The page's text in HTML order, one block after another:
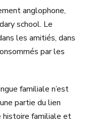
anglophone,
school. Le
les amitiés, dans
par les
familiale n’est
partie du lien
histoire familiale et